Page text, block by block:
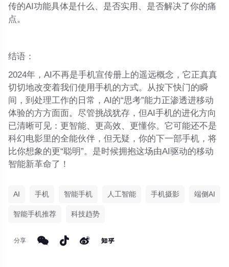
传的AI功能具体是什么、是否实用、是否解决了你的痛
点。
结语：
2024年，AI不再是手机宣传册上的遥远概念，它正真真
切切地改变着我们使用手机的方式。从按下快门的瞬
间，到处理工作的日常，AI的“思考”能力正渗透进移动
体验的方方面面。尽管挑战犹存，但AI手机的进化方向
已清晰可见：更智能、更高效、更懂你。它可能还不是
科幻电影里的全能伙伴，但无疑，你的下一部手机，将
比你想象的更“聪明”。是时候拥抱这场由AI驱动的移动
智能新革命了！
AI 手机 智能手机 人工智能 手机摄影 端侧AI
智能手机推荐 科技趋势
分享